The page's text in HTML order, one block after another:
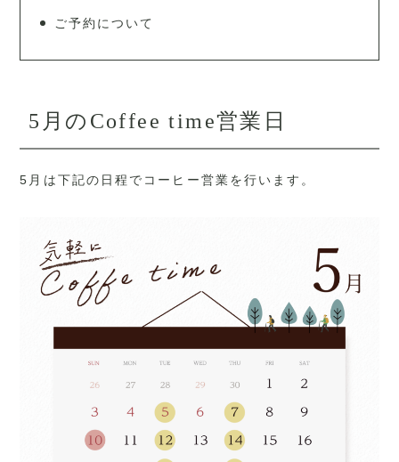
ご予約について
5月のCoffee time営業日
5月は下記の日程でコーヒー営業を行います。